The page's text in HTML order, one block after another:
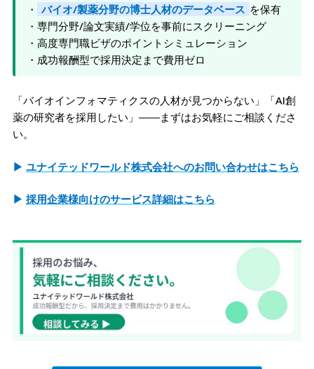
・ バイオ/製薬分野の博士人材のデータベース を保有
・専門分野/論文実績/学位を事前にスクリーニング
・高度専門職ビザのポイントシミュレーション
・成功報酬型で採用決定まで費用ゼロ
「バイオインフォマティクスの人材が見つからない」「AI創
薬の研究者を採用したい」――まずはお気軽にご相談くださ
い。
▶ ユナイテッドワールド株式会社へのお問い合わせはこちら
▶ 採用企業様向けのサービス詳細はこちら